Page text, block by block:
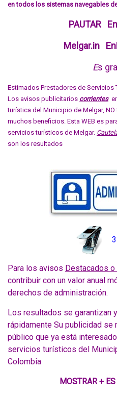
en todos los sistemas navegables
PAUTAR
Melgar.in
Es
Estimados Prestadores de
Los avisos publicitarios corrientesen
turística del Municipio de Melgar,
muchos beneficios. Esta WEB es
servicios turísticos de Melgar.
son los resultados
Para los avisos Destacados o
contribuir con un valor anual
derechos de administración.
Los resultados se garantizan
rápidamente Su publicidad se
público que ya está
servicios turísticos del
Colombia
MOSTRAR +